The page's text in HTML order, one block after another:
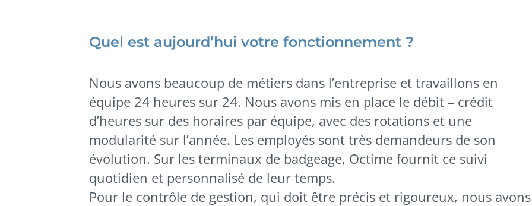
Quel est aujourd’hui votre fonctionnement ?
Nous avons beaucoup de métiers dans l’entreprise et travaillons en
équipe 24 heures sur 24. Nous avons mis en place le débit – crédit
d’heures sur des horaires par équipe, avec des rotations et une
modularité sur l’année. Les employés sont très demandeurs de son
évolution. Sur les terminaux de badgeage, Octime fournit ce suivi
quotidien et personnalisé de leur temps.
Pour le contrôle de gestion, qui doit être précis et rigoureux, nous avons